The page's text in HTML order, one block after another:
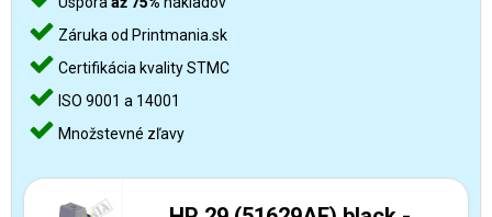
Záruka od Printmania.sk
Certifikácia kvality STMC
ISO 9001 a 14001
Množstevné zľavy